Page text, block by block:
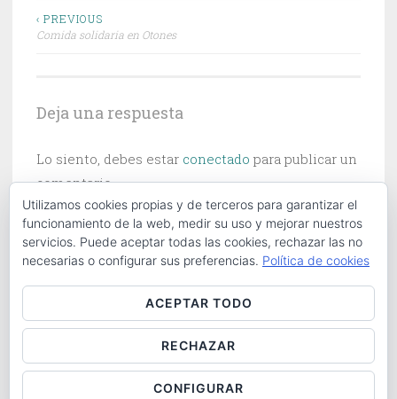
Navegación
‹ PREVIOUS
Comida solidaria en Otones
Deja una respuesta
Lo siento, debes estar conectado para publicar un
comentario.
CONTACT |COOKIES POLICY
Utilizamos cookies propias y de terceros para garantizar el
funcionamiento de la web, medir su uso y mejorar nuestros
servicios. Puede aceptar todas las cookies, rechazar las no
necesarias o configurar sus preferencias. Política de cookies
ACEPTAR TODO
RECHAZAR
CONFIGURAR